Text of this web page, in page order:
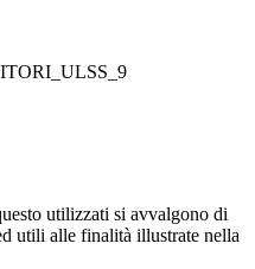
utilizzati si avvalgono di
utili alle finalità illustrate nella